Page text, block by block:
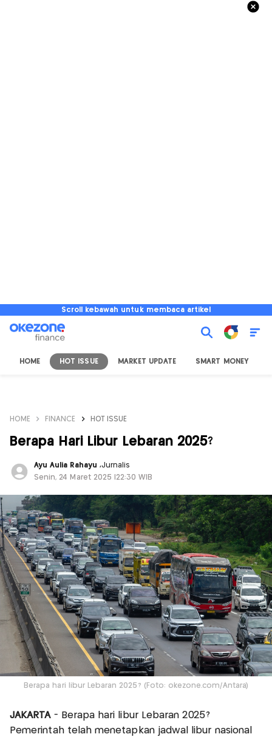
Scroll kebawah untuk membaca artikel
HOME HOT ISSUE MARKET UPDATE SMART MONEY
HOME FINANCE HOT ISSUE
Berapa Hari Libur Lebaran 2025?
Ayu Aulia Rahayu ,Jurnalis
Senin, 24 Maret 2025 |22:30 WIB
Berapa hari libur Lebaran 2025? (Foto: okezone.com/Antara)
JAKARTA - Berapa hari libur Lebaran 2025?
Pemerintah telah menetapkan jadwal libur nasional